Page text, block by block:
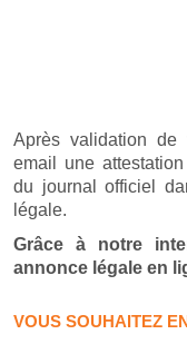
Après validation de
email une
du journal officiel
légale.
Grâce à notre
annonce légale en
VOUS SOUHAITEZ